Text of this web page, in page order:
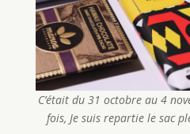
C’était du 31 octobre au 4
fois, Je suis repartie le sac